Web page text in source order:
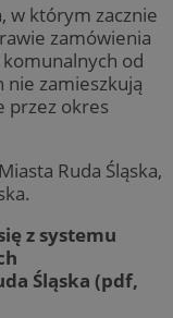
w którym zacznie
zamówienia
od
nie zamieszkują
przez okres
Ruda Śląska,
z systemu
Śląska (pdf,